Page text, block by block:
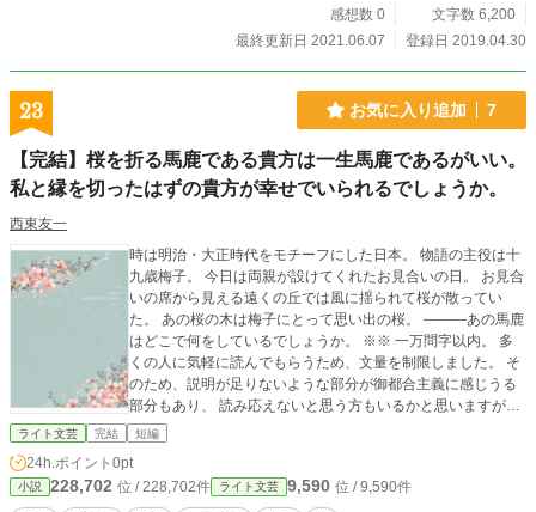
感想数 0
文字数 6,200
最終更新日 2021.06.07
登録日 2019.04.30
23 お気に入り追加 7
【完結】桜を折る馬鹿である貴方は一生馬鹿であるがいい。
私と縁を切ったはずの貴方が幸せでいられるでしょうか。
西東友一
時は明治・大正時代をモチーフにした日本。 物語の主役は十
九歳梅子。 今日は両親が設けてくれたお見合いの日。 お見合
いの席から見える遠くの丘では風に揺られて桜が散ってい
た。 あの桜の木は梅子にとって思い出の桜。 ―――あの馬鹿
はどこで何をしているでしょうか。 ※※ 一万問字以内。 多
くの人に気軽に読んでもらうため、文量を制限しました。 そ
のため、説明が足りないような部分が御都合主義に感じうる
部分もあり、 読み応えないと思う方もいるかと思いますが、
和風な恋愛と言葉遊びをお楽しみいただければ嬉しいです。
考えが入り混じっております。
ライト文芸 完結 短編
24h.ポイント 0pt
小説 228,702 位 / 228,702件 ライト文芸 9,590 位 / 9,590件